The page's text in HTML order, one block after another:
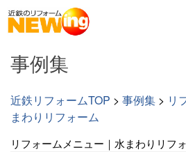
事例集
近鉄リフォームTOP > 事例集 > リ
まわりリフォーム
リフォームメニュー｜水まわりリフ